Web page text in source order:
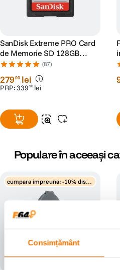
Consimțământ
SanDisk Extreme PRO Card
de Memorie SD 128GB
SDXC UHS-I Class 10 U3 V30
+ 2 Ani RescuePRO Deluxe
(87)
27900 lei
PRP:339 90 lei
Populare în aceeași
cumpara impreuna: -10% disco